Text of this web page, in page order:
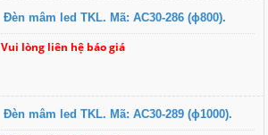
Đèn mâm led TKL. Mã: AC30-286 (ɸ800).
Vui lòng liên hệ báo giá
Đèn mâm led TKL. Mã: AC30-289 (ɸ1000).